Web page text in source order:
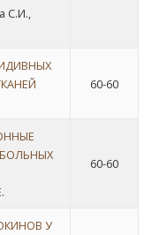
С.И.,
60-60
60-60
У